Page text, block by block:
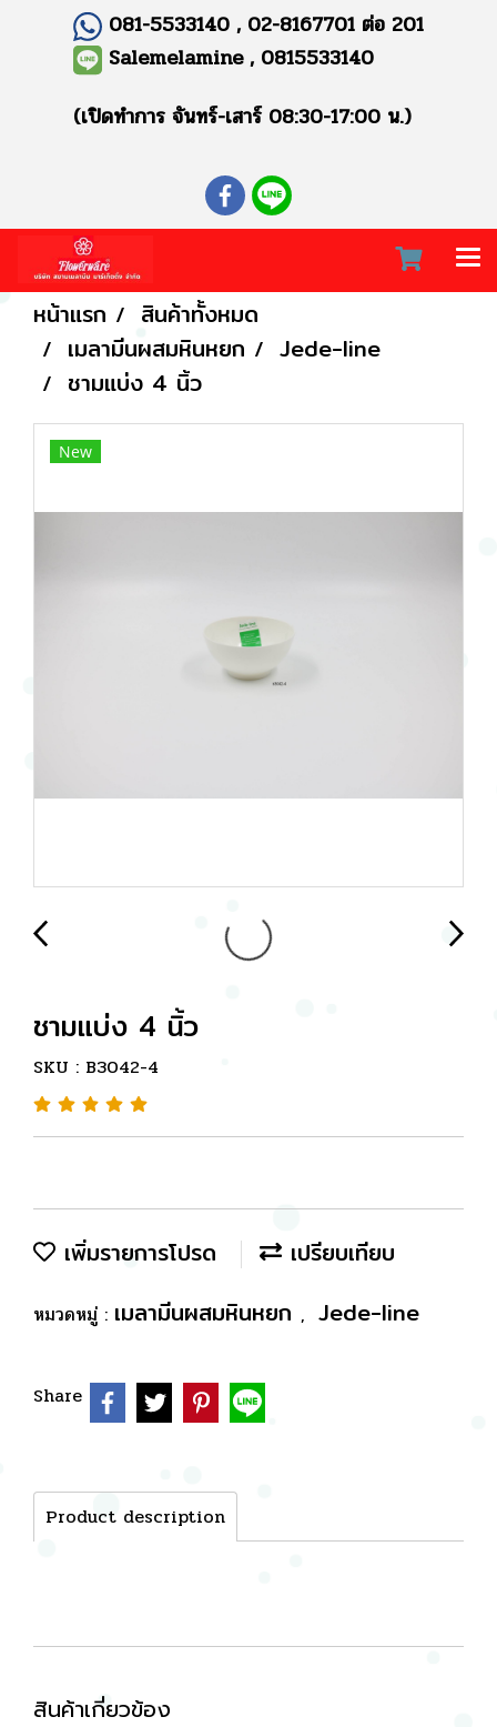
081-5533140 , 02-8167701 ต่อ 201
Salemelamine , 0815533140
(เปิดทำการ จันทร์-เสาร์ 08:30-17:00 น.)
หน้าแรก
สินค้าทั้งหมด
เมลามีนผสมหินหยก
Jede-line
ชามแบ่ง 4 นิ้ว
New
ชามแบ่ง 4 นิ้ว
SKU : B3042-4
เพิ่มรายการโปรด เปรียบเทียบ
หมวดหมู่ : เมลามีนผสมหินหยก , Jede-line
Share
Product description
สินค้าเกี่ยวข้อง